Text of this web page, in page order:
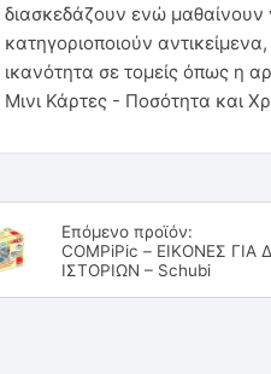
διασκεδάζουν ενώ μαθαίνουν
κατηγοριοποιούν
ικανότητα σε τομείς όπως η
Μινι Κάρτες - Ποσότητα και
Επόμενο προϊόν:
COMPiPic – ΕΙΚΟΝΕΣ ΓΙΑ
ΙΣΤΟΡΙΩΝ – Schubi